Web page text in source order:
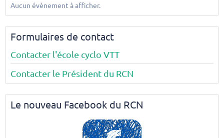
Aucun évènement à afficher.
Formulaires de contact
Contacter l'école cyclo VTT
Contacter le Président du RCN
Le nouveau Facebook du RCN